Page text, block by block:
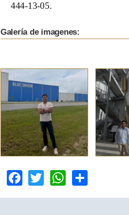
444-13-05.
Galería de imagenes:
Facebook
TwitterWhatsApp
Share